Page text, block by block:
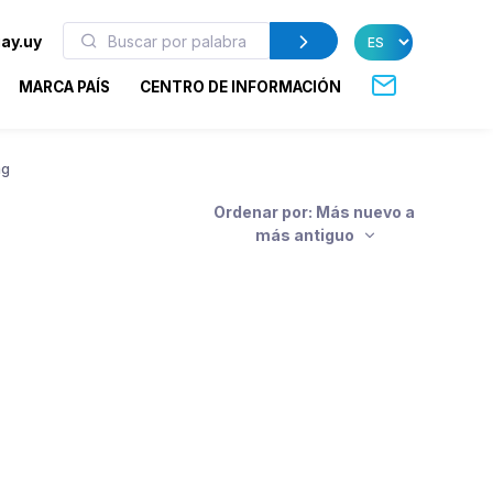
MARCA PAÍS CENTRO DE INFORMACIÓN
Ordenar por: Más nuevo a
más antiguo